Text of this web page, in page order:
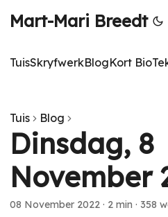
Mart-Mari Breedt
TuisSkryfwerkBlogKort Bio
Tuis Blog
Dinsdag, 8
November
08 November 2022 · 2 min · 358